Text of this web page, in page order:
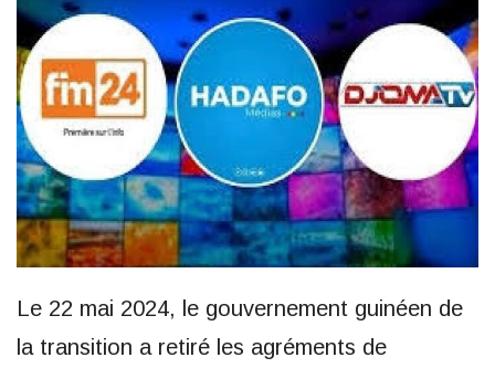
Le 22 mai 2024, le gouvernement guinéen de
la transition a retiré les agréments de